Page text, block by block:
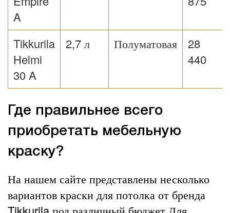
A
Tikkurila
Helmi
30 A
2,7 л Полуматовая
28
440
Где правильнее всего
приобретать мебельную
краску?
На нашем сайте представлены несколько
вариантов краски для потолка от бренда